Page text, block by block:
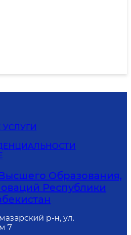
Образования,
Республики
р-н, ул.
7